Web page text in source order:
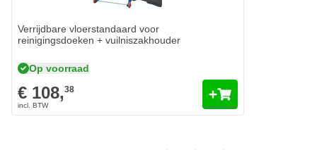
Verrijdbare vloerstandaard voor
reinigingsdoeken + vuilniszakhouder
Op voorraad
€ 108,38